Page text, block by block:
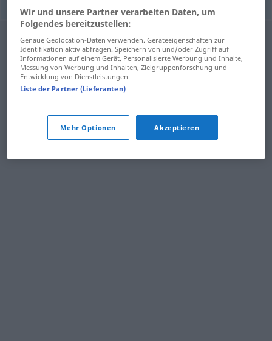
Wir und unsere Partner verarbeiten Daten, um
Folgendes bereitzustellen:
Genaue Geolocation-Daten verwenden. Geräteeigenschaften zur
Identifikation aktiv abfragen. Speichern von und/oder Zugriff auf
Informationen auf einem Gerät. Personalisierte Werbung und Inhalte,
Messung von Werbung und Inhalten, Zielgruppenforschung und
Entwicklung von Dienstleistungen.
Liste der Partner (Lieferanten)
Mehr Optionen Akzeptieren